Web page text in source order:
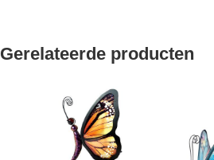
Gerelateerde producten